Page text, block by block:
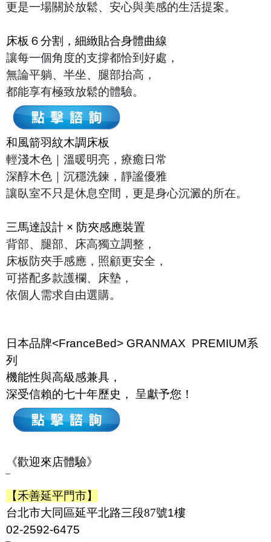
更是一場關於放鬆、安心與美感的生活提案。
床板６分割，細緻貼合身體曲線
讓每一個角度的支撐都恰到好處，
無論平躺、半坐、腿部抬高，
都能享有極致放鬆的體驗。
和風箭羽紋木調床板
輕淺木色｜溫暖明亮，療癒日常
深醇木色｜沉穩洗鍊，靜謐優雅
讓臥室不只是休息空間，更是身心沉澱的所在。
三馬達設計 × 防夾感應裝置
背部、腿部、床高獨立調整，
床板防夾手感應，照顧更安全，
可搭配多款護欄、床墊，
依個人需求自由選購。
日本品牌<FranceBed> GRANMAX PREMIUM系
列
機能性與高級感兼具，
深受信賴的七十年歷史， 呈獻予您！
《歡迎來店體驗》
【禾善延平門市】
台北市大同區延平北路三段87號1樓
02-2592-6475